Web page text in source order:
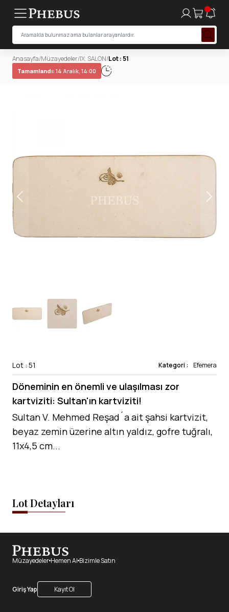
Anasayfa/Müzayedeler/IX. SALON/Lot : 51
Tamamlandı: 14 Aralık, 14:00
Lot : 51 Kategori : Efemera
Döneminin en önemli ve ulaşılması zor
kartviziti: Sultan'ın kartviziti!
Sultan V. Mehmed Reşad´a ait şahsi kartvizit,
beyaz zemin üzerine altın yaldız, gofre tuğralı,
11x4,5 cm...
Lot Detayları
Müzayedeler Hemen Al Bizimle Satın
Giriş Yap Kayıt Ol